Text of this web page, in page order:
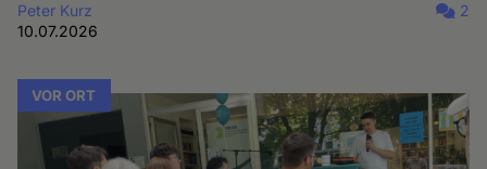
Peter Kurz
10.07.2026
2
VOR ORT